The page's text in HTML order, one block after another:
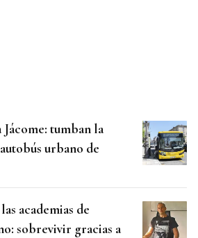
tumban la
urbano de
academias de
sobrevivir gracias a